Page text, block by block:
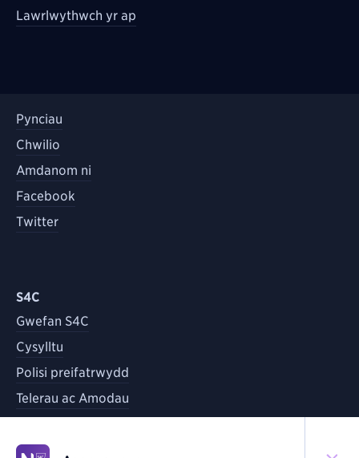
Lawrlwythwch yr ap
Pynciau
Chwilio
Amdanom ni
Facebook
Twitter
S4C
Gwefan S4C
Cysylltu
Polisi preifatrwydd
Telerau ac Amodau